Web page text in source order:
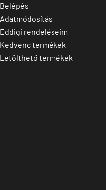
Belépés
Adatmódosítás
Eddigi rendeléseim
Kedvenc termékek
Letölthető termékek